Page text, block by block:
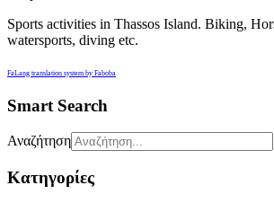
Sports activities in Thassos Island. Biking,
watersports, diving etc.
FaLang translation system by Faboba
Smart Search
Αναζήτηση
Κατηγορίες